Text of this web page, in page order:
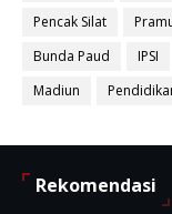
Pencak Silat
Bunda Paud
IPSI
Madiun
Rekomendasi